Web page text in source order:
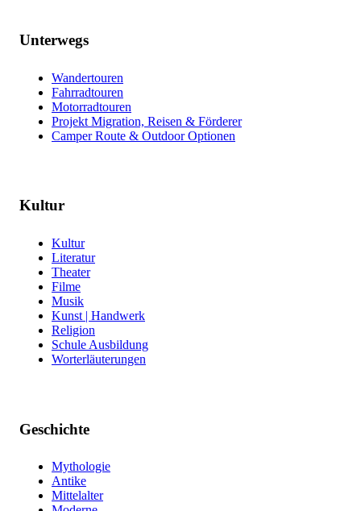
Unterwegs
Wandertouren
Fahrradtouren
Motorradtouren
Projekt Migration, Reisen & Förderer
Camper Route & Outdoor Optionen
Kultur
Kultur
Literatur
Theater
Filme
Musik
Kunst | Handwerk
Religion
Schule Ausbildung
Worterläuterungen
Geschichte
Mythologie
Antike
Mittelalter